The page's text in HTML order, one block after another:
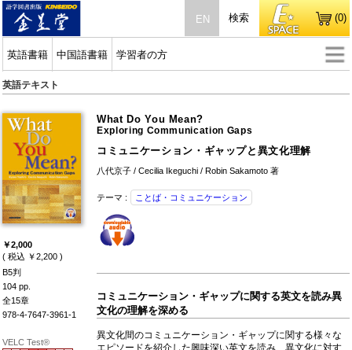
EN
英語書籍 中国語書籍 学習者の方
検索 (0)
英語テキスト
￥2,000
( 税込 ￥2,200 )
B5判
104 pp.
全15章
978-4-7647-3961-1
VELC Test®
What Do You Mean?
Exploring Communication Gaps
コミュニケーション・ギャップと異文化理解
八代京子 / Cecilia Ikeguchi / Robin Sakamoto 著
テーマ : ことば・コミュニケーション
コミュニケーション・ギャップに関する英文を読み異
文化の理解を深める
異文化間のコミュニケーション・ギャップに関する様々な
エピソードを紹介した興味深い英文を読み、異文化に対す